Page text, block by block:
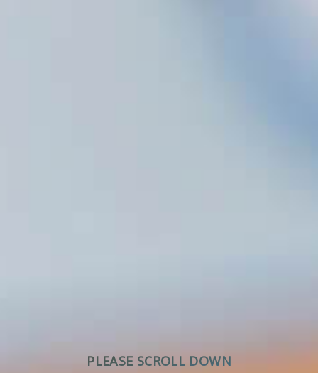
PLEASE SCROLL DOWN